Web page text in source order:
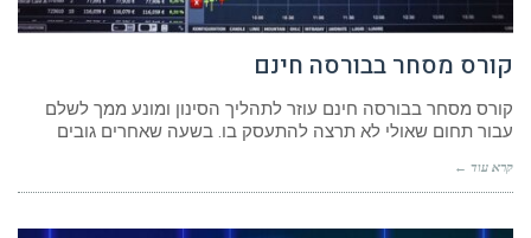
קורס מסחר בבורסה חינם
קורס מסחר בבורסה חינם עוזר לתהליך הסינון ומונע ממך לשלם
עבור תחום שאולי לא תרצה להתעסק בו. בשעה שאחרים גובים
קרא עוד ←